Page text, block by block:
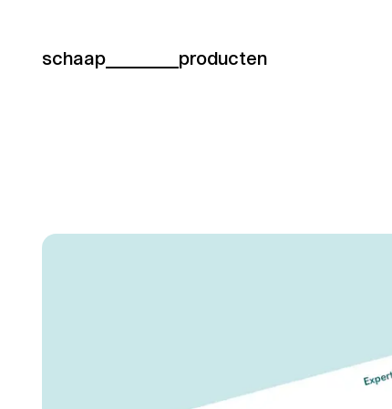
schaap producten